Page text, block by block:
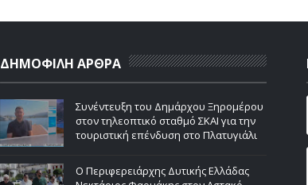
ΔΗΜΟΦΙΛΗ ΑΡΘΡΑ
Συνέντευξη του Δημάρχου Ξηρομέρου
στον τηλεοπτικό σταθμό ΣΚΑΙ για την
τουριστική επένδυση στο Πλατυγιάλι
Ο Περιφερειάρχης Δυτικής Ελλάδας